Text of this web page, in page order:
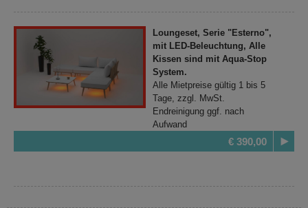
Loungeset, Serie "Esterno",
mit LED-Beleuchtung, Alle
Kissen sind mit Aqua-Stop
System.
Alle Mietpreise gültig 1 bis 5
Tage, zzgl. MwSt.
Endreinigung ggf. nach
Aufwand
€ 390,00